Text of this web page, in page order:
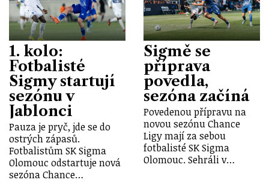
1. kolo:
Fotbalisté
Sigmy startují
sezónu v
Jablonci
Pauza je pryč, jde se do
ostrých zápasů.
Fotbalistům SK Sigma
Olomouc odstartuje nová
sezóna Chance…
Sigmě se
příprava
povedla,
sezóna začíná
Povedenou přípravu na
novou sezónu Chance
Ligy mají za sebou
fotbalisté SK Sigma
Olomouc. Sehráli v…